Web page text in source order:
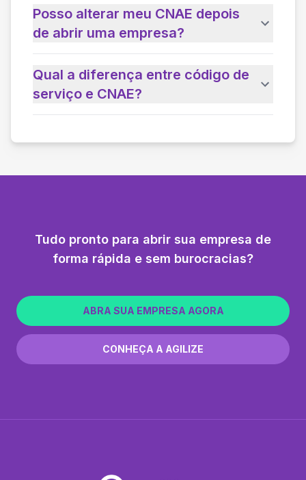
Posso alterar meu CNAE depois
de abrir uma empresa?
Qual a diferença entre código de
serviço e CNAE?
Tudo pronto para abrir sua empresa de
forma rápida e sem burocracias?
ABRA SUA EMPRESA AGORA
CONHEÇA A AGILIZE